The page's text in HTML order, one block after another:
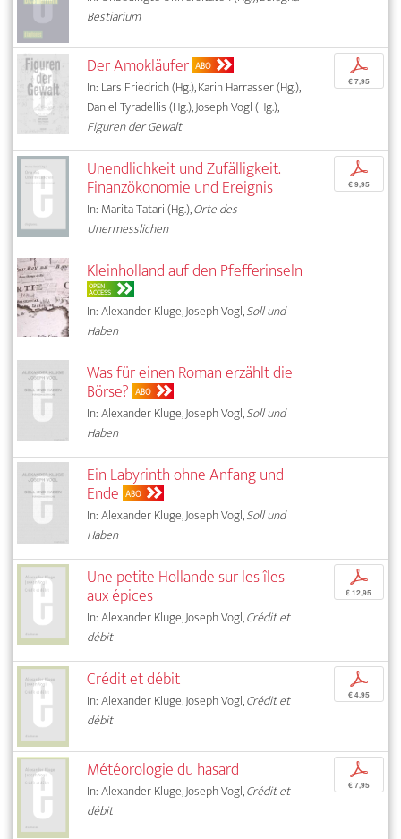
Bestiarium
Der Amokläufer ABO
In: Lars Friedrich (Hg.), Karin Harrasser (Hg.),
Daniel Tyradellis (Hg.), Joseph Vogl (Hg.),
Figuren der Gewalt
p
€ 7,95
Unendlichkeit und Zufälligkeit.
Finanzökonomie und Ereignis
In: Marita Tatari (Hg.),Orte des
Unermesslichen
p
€ 9,95
Kleinholland auf den Pfefferinseln
OPEN
ACCESS
In: Alexander Kluge, Joseph Vogl,Soll und
Haben
Was für einen Roman erzählt die
Börse? ABO
In: Alexander Kluge, Joseph Vogl,Soll und
Haben
Ein Labyrinth ohne Anfang und
Ende ABO
In: Alexander Kluge, Joseph Vogl,Soll und
Haben
Une petite Hollande sur les îles
aux épices
In: Alexander Kluge, Joseph Vogl,Crédit et
débit
p
€ 12,95
Crédit et débit
In: Alexander Kluge, Joseph Vogl,Crédit et
débit
p
€ 4,95
Météorologie du hasard
In: Alexander Kluge, Joseph Vogl,Crédit et
débit
p
€ 7,95